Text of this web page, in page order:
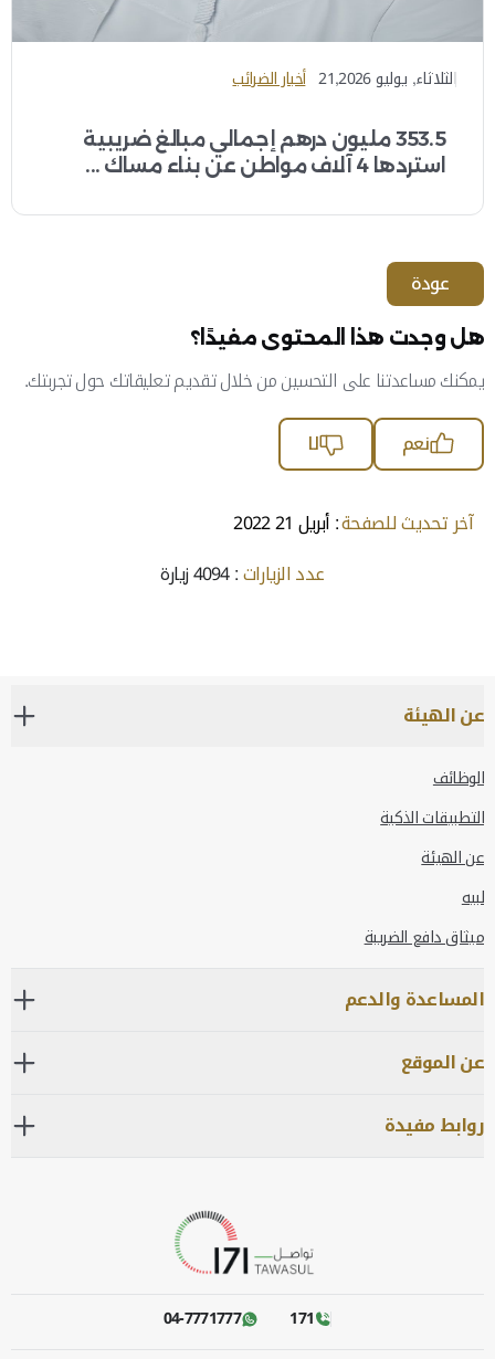
الثلاثاء, يوليو 21,2026 أخبار الضرائب
353.5 مليون درهم إجمالي مبالغ ضريبية
استردها 4 آلاف مواطن عن بناء مساك ...
عودة
هل وجدت هذا المحتوى مفيدًا؟
يمكنك مساعدتنا على التحسين من خلال تقديم تعليقاتك حول تجربتك.
نعم
لا
آخر تحديث للصفحة: أبريل 21 2022
عدد الزيارات: 4094 زيارة
عن الهيئة
الوظائف
التطبيقات الذكية
عن الهيئة
لبيه
ميثاق دافع الضريبة
المساعدة والدعم
عن الموقع
روابط مفيدة
171
04-7771777